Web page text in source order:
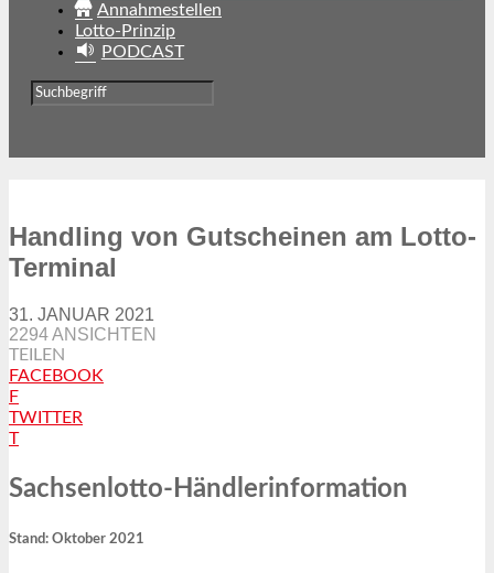
Annahmestellen
Lotto-Prinzip
PODCAST
Handling von Gutscheinen am Lotto-
Terminal
31. JANUAR 2021
2294 ANSICHTEN
TEILEN
FACEBOOK
F
TWITTER
T
Sachsenlotto-Händlerinformation
Stand: Oktober 2021